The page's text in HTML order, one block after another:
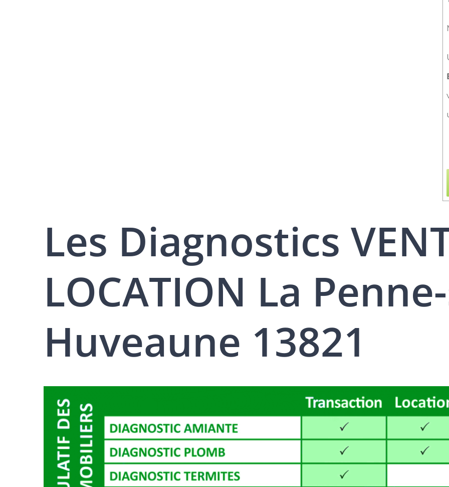
Les Diagnostics
LOCATION La
Huveaune 13821